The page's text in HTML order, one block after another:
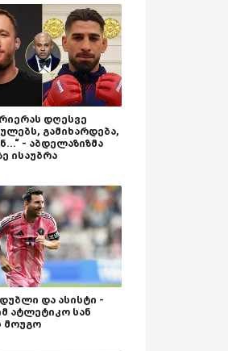
დღესვე
გამიხარდება,
- აბდელაზიზმა
ისაუბრა
და ასისტი -
ატლეტიკო სან
მოუგო